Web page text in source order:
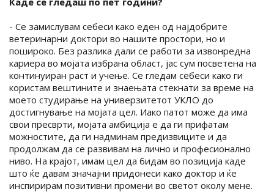
- Се замислувам себеси како еден од најдобрите
ветеринарни доктори во нашите простори, но и
пошироко. Без разлика дали се работи за извонредна
кариера во мојата избрана област, јас сум посветена на
континуиран раст и учење. Се гледам себеси како ги
користам вештините и знаењата стекнати за време на
моето студирање на универзитетот УКЛО до
достигнување на мојата цел. Иако патот може да има
свои пресврти, мојата амбиција е да ги прифатам
можностите, да ги надминам предизвиците и да
продолжам да се развивам на лично и професионално
ниво. На крајот, имам цел да бидам во позиција каде
што ќе давам значајни придонеси како доктор и ќе
инспирирам позитивни промени во светот околу мене.